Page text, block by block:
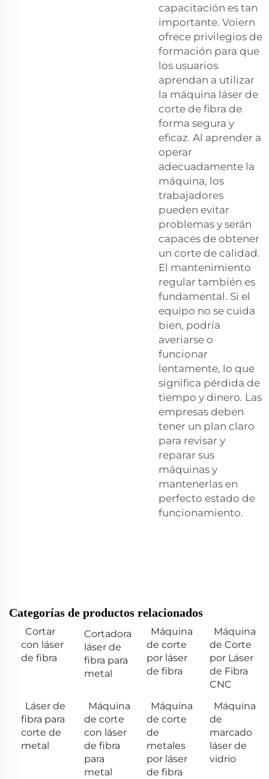
capacitación es tan
importante. Voiern
ofrece privilegios de
formación para que
los usuarios
aprendan a utilizar
la máquina láser de
corte de fibra de
forma segura y
eficaz. Al aprender a
operar
adecuadamente la
máquina, los
trabajadores
pueden evitar
problemas y serán
capaces de obtener
un corte de calidad.
El mantenimiento
regular también es
fundamental. Si el
equipo no se cuida
bien, podría
averiarse o
funcionar
lentamente, lo que
significa pérdida de
tiempo y dinero. Las
empresas deben
tener un plan claro
para revisar y
reparar sus
máquinas y
mantenerlas en
perfecto estado de
funcionamiento.
Categorías de productos relacionados
Cortar
con láser
de fibra
Cortadora
láser de
fibra para
metal
Máquina
de corte
por láser
de fibra
Máquina
de Corte
por Láser
de Fibra
CNC
Láser de
fibra para
corte de
metal
Máquina
de corte
con láser
de fibra
para
metal
Máquina
de corte
de
metales
por láser
de fibra
Máquina
de
marcado
láser de
vidrio